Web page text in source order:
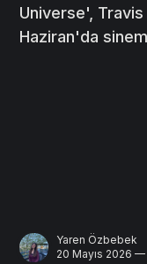
Universe',
Haziran'da
Yaren Özbebek
20 Mayıs 2026